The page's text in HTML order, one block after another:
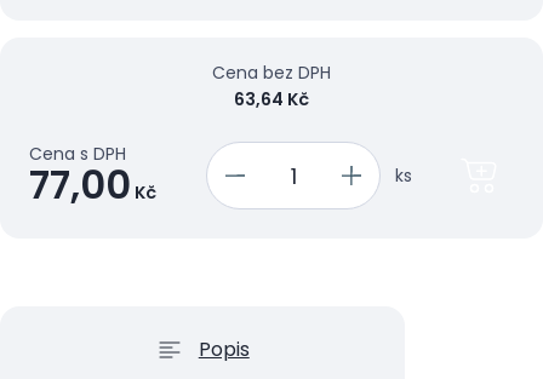
Cena s DPH
77,00 Kč
Cena bez DPH
63,64 Kč
ks
Popis